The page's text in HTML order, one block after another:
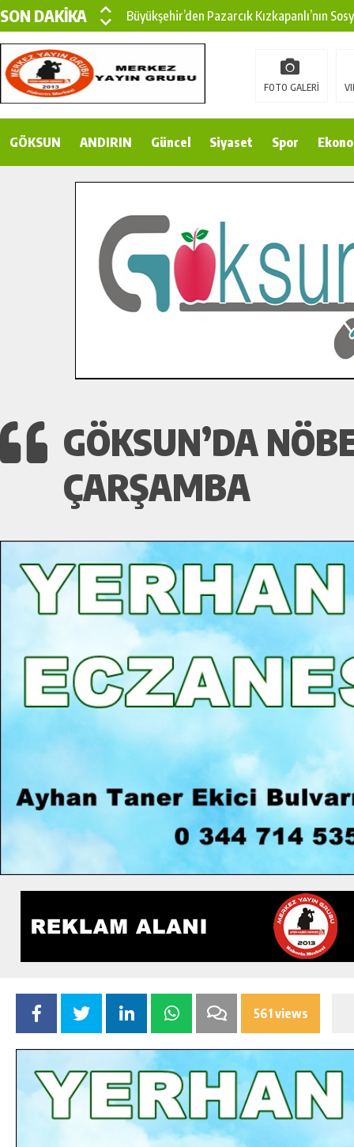
SON DAKİKA
Büyükşehir’den Pazarcık Kızkapanlı’nın
Büyükşehir’den Pazarcık Kırsalına Modern
Çin’den KSÜ’ye Uluslararası Başarı:
Gençler Pusula Maraş Kampında Yeni
İlçe Jandarma Komutanı Karakaya’dan
Bertiz’in Yeni Köprüsünde Sona Doğru.
FOTO GALERİ
GÖKSUN ANDIRIN Güncel Siyaset Spor
GÖKSUN’DA
ÇARŞAMBA
561 views